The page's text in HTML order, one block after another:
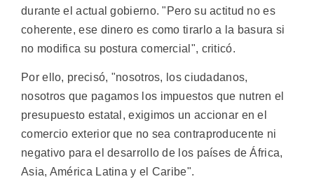
durante el actual gobierno. "Pero su actitud no es
coherente, ese dinero es como tirarlo a la basura si
no modifica su postura comercial", criticó.
Por ello, precisó, "nosotros, los ciudadanos,
nosotros que pagamos los impuestos que nutren el
presupuesto estatal, exigimos un accionar en el
comercio exterior que no sea contraproducente ni
negativo para el desarrollo de los países de África,
Asia, América Latina y el Caribe".